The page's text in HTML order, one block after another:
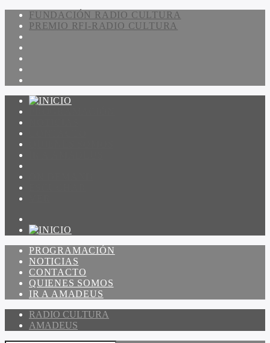
FUNDACIÓN RADIO CULTURA
PREMIO RFI-RADIO CULTURA
PROGRAMACIÓN
NOTICIAS
CONTACTO
QUIENES SOMOS
IR A AMADEUS
RADIO CULTURA
AMADEUS